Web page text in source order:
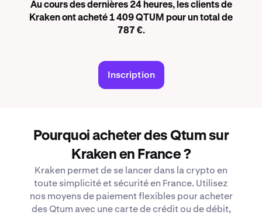
Au cours des dernières 24 heures, les clients de
Kraken ont acheté 1 409 QTUM pour un total de
787 €.
Inscription
Pourquoi acheter des Qtum sur
Kraken en France ?
Kraken permet de se lancer dans la crypto en
toute simplicité et sécurité en France. Utilisez
nos moyens de paiement flexibles pour acheter
des Qtum avec une carte de crédit ou de débit,